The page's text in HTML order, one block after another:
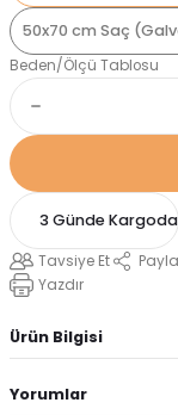
50x70 cm Saç
Beden/Ölçü Tablosu
3 Günde Kargoda
Tavsiye Et
Yazdır
Ürün Bilgisi
Yorumlar